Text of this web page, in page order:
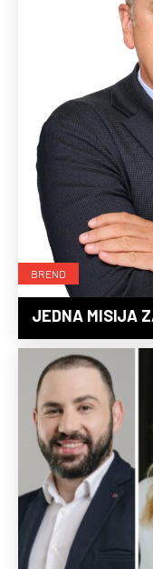
BREND
JEDNA MISIJA